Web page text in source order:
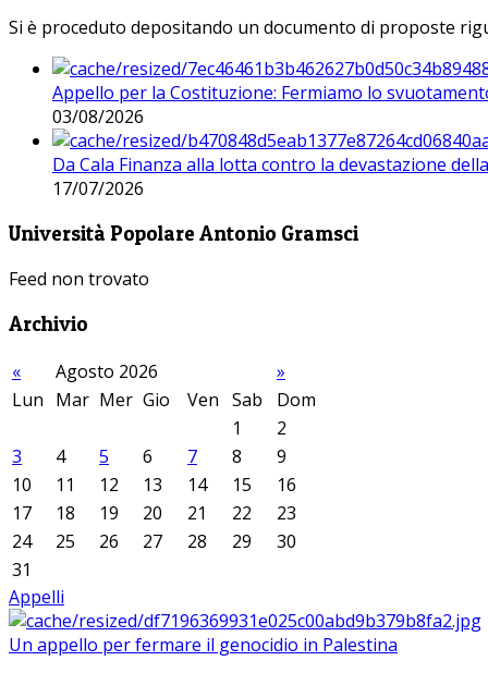
Si è proceduto depositando un documento di proposte
Appello per la Costituzione: Fermiamo lo
03/08/2026
Da Cala Finanza alla lotta contro la devastazione
17/07/2026
Università Popolare Antonio Gramsci
Feed non trovato
Archivio
« Agosto 2026
»
Lun Mar Mer Gio Ven Sab
Dom
1
2
3
4 5 6 7 8
9
10
11 12 13 14 15
16
17
18 19 20 21 22
23
24
25 26 27 28 29
30
31
Appelli
Un appello per fermare il genocidio in Palestina